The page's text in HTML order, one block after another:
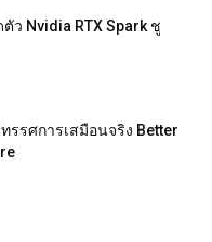
ว Nvidia RTX Spark ชู
รรศการเสมือนจริง Better